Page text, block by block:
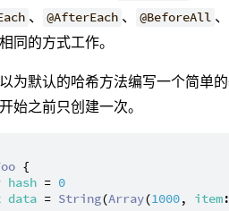
、 @AfterEach 、 @BeforeAll 、
同的方式工作。
为默认的哈希方法编写一个简单
始之前只创建一次。
{
hash = 0
data = String(Array(1000, item: